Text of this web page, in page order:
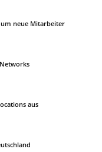
neue Mitarbeiter
aus